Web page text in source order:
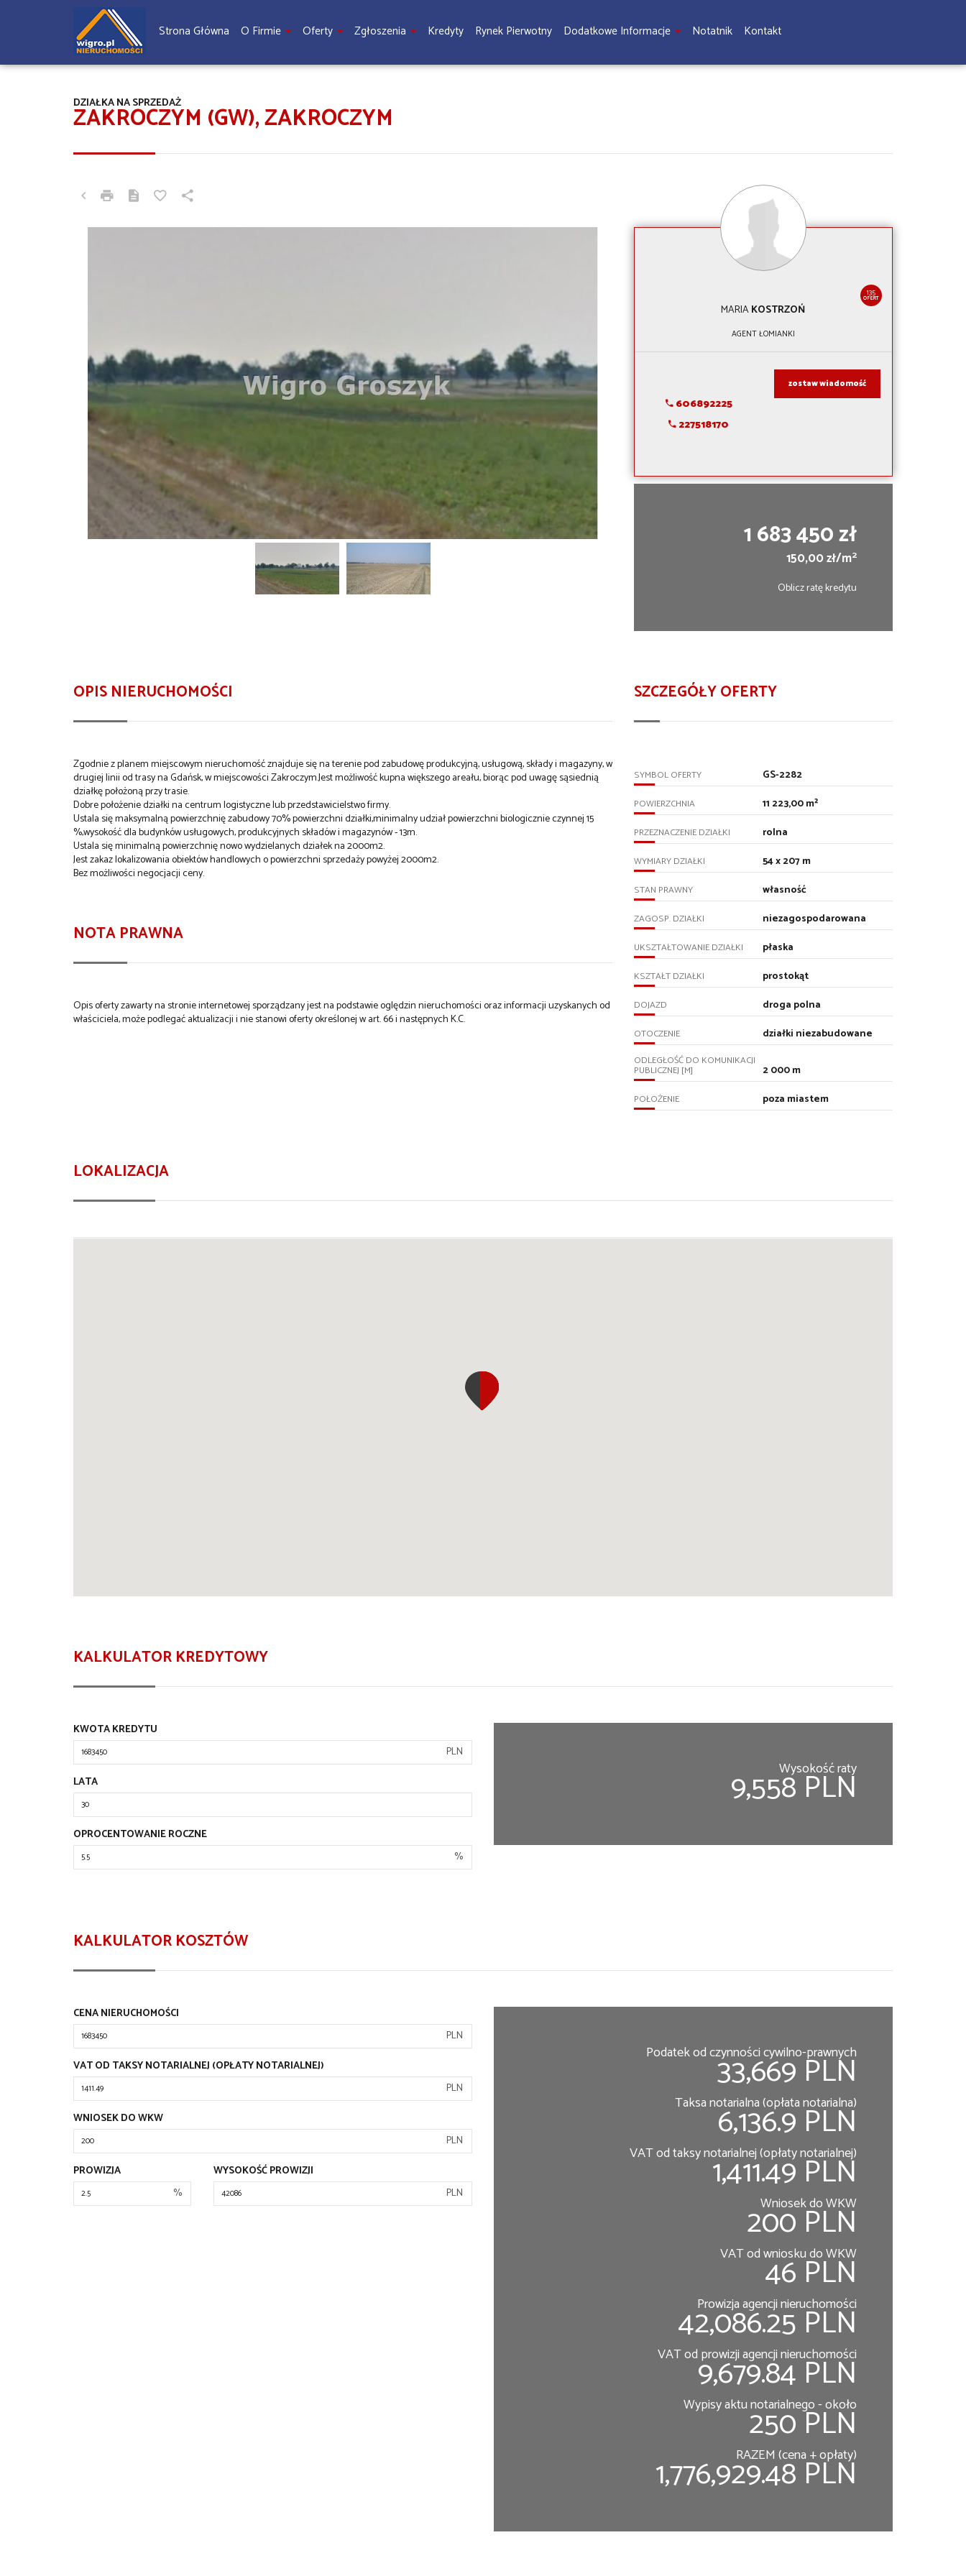
Strona Główna O Firmie Oferty Zgłoszenia Kredyty Rynek Pierwotny Dodatkowe Informacje Notatnik Kontakt
ZAKROCZYM (GW), ZAKROCZYM
DZIAŁKA NA SPRZEDAŻ
135
OFERT
MARIAKOSTRZOŃ
AGENT ŁOMIANKI
606892225
227518170
zostaw wiadomość
1 683 450 zł
150,00 zł/m2
Oblicz ratę kredytu
OPIS NIERUCHOMOŚCI
Zgodnie z planem miejscowym nieruchomość znajduje się na terenie pod zabudowę produkcyjną, usługową, składy i magazyny, w
drugiej linii od trasy na Gdańsk, w miejscowości Zakroczym.Jest możliwość kupna większego areału, biorąc pod uwagę sąsiednią
działkę położoną przy trasie.
Dobre położenie działki na centrum logistyczne lub przedstawicielstwo firmy.
Ustala się maksymalną powierzchnię zabudowy 70% powierzchni działki,minimalny udział powierzchni biologicznie czynnej 15
%,wysokość dla budynków usługowych, produkcyjnych składów i magazynów - 13m.
Ustala się minimalną powierzchnię nowo wydzielanych działek na 2000m2.
Jest zakaz lokalizowania obiektów handlowych o powierzchni sprzedaży powyżej 2000m2.
Bez możliwości negocjacji ceny.
NOTA PRAWNA
Opis oferty zawarty na stronie internetowej sporządzany jest na podstawie oględzin nieruchomości oraz informacji uzyskanych od
właściciela, może podlegać aktualizacji i nie stanowi oferty określonej w art. 66 i następnych K.C.
SZCZEGÓŁY OFERTY
SYMBOL OFERTY GS-2282
POWIERZCHNIA 11 223,00 m²
PRZEZNACZENIE DZIAŁKI rolna
WYMIARY DZIAŁKI 54 x 207 m
STAN PRAWNY własność
ZAGOSP. DZIAŁKI niezagospodarowana
UKSZTAŁTOWANIE DZIAŁKI płaska
KSZTAŁT DZIAŁKI prostokąt
DOJAZD droga polna
OTOCZENIE działki niezabudowane
ODLEGŁOŚĆ DO KOMUNIKACJI
PUBLICZNEJ [M] 2 000 m
POŁOŻENIE poza miastem
LOKALIZACJA
KALKULATOR KREDYTOWY
KWOTA KREDYTU
PLN
LATA
OPROCENTOWANIE ROCZNE
%
Wysokość raty
9,558 PLN
KALKULATOR KOSZTÓW
CENA NIERUCHOMOŚCI
PLN
VAT OD TAKSY NOTARIALNEJ (OPŁATY NOTARIALNEJ)
PLN
WNIOSEK DO WKW
PLN
PROWIZJA
%
WYSOKOŚĆ PROWIZJI
PLN
Podatek od czynności cywilno-prawnych
33,669 PLN
Taksa notarialna (opłata notarialna)
6,136.9 PLN
VAT od taksy notarialnej (opłaty notarialnej)
1,411.49 PLN
Wniosek do WKW
200 PLN
VAT od wniosku do WKW
46 PLN
Prowizja agencji nieruchomości
42,086.25 PLN
VAT od prowizji agencji nieruchomości
9,679.84 PLN
Wypisy aktu notarialnego - około
250 PLN
RAZEM (cena + opłaty)
1,776,929.48 PLN